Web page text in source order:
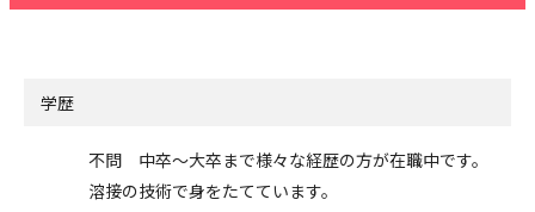
学歴
不問 中卒～大卒まで様々な経歴の方が在職中です。
溶接の技術で身をたてています。